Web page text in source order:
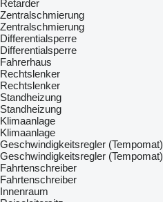
Retarder
Zentralschmierung
Zentralschmierung
Differentialsperre
Differentialsperre
Fahrerhaus
Rechtslenker
Rechtslenker
Standheizung
Standheizung
Klimaanlage
Klimaanlage
Geschwindigkeitsregler (Tempomat)
Geschwindigkeitsregler (Tempomat)
Fahrtenschreiber
Fahrtenschreiber
Innenraum